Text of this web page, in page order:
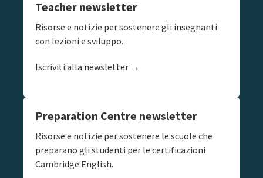
Teacher newsletter
Risorse e notizie per sostenere gli insegnanti
con lezioni e sviluppo.
Iscriviti alla newsletter →
Preparation Centre newsletter
Risorse e notizie per sostenere le scuole che
preparano gli studenti per le certificazioni
Cambridge English.